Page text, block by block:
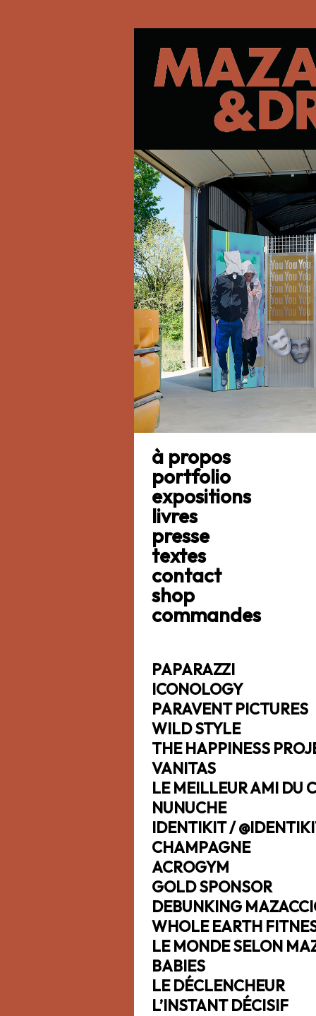
à propos
portfolio
expositions
livres
presse
textes
contact
shop
commandes
PAPARAZZI
ICONOLOGY
PARAVENT PICTURES
WILD STYLE
THE HAPPINESS
VANITAS
LE MEILLEUR AMI DU
NUNUCHE
IDENTIKIT/
CHAMPAGNE
ACROGYM
GOLD SPONSOR
DEBUNKING
WHOLE EARTH
LE MONDE SELON
BABIES
LE DÉCLENCHEUR
L’INSTANT DÉCISIF